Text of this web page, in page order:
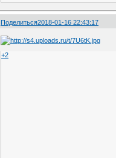
Поделиться2018-01-16 22:43:17
+2